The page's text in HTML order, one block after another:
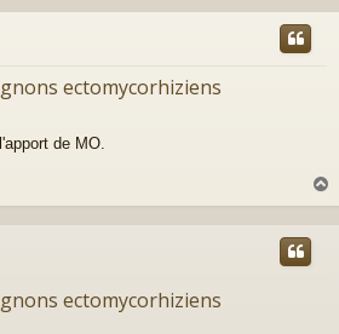
u
ectomycorhiziens
de MO.
a
ectomycorhiziens